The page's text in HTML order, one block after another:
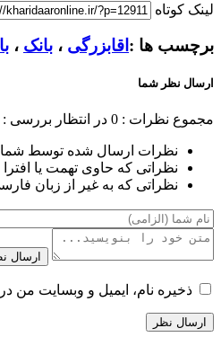
لینک کوتاه
برچسب ها : اقابزرگی ، بانک ،
ارسال نظر شما
مجموع نظرات : 0 در انتظار بررسی : 0
نظرات ارسال شده توسط
نظراتی که حاوی تهمت یا
نظراتی که به غیر از زبان
ارسال
ذخیره نام، ایمیل و وبسایت من